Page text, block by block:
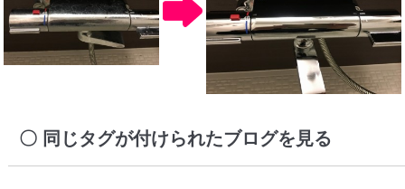
同じタグが付けられたブログを見る